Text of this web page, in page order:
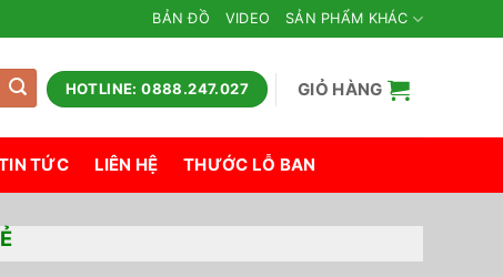
BẢN ĐỒ VIDEO SẢN PHẨM KHÁC
HOTLINE: 0888.247.027 GIỎ HÀNG
TỨC LIÊN HỆ THƯỚC LỖ BAN